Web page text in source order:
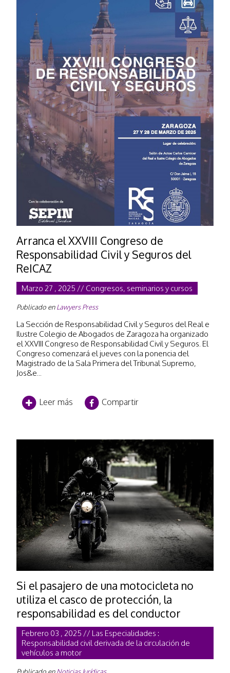
Arranca el XXVIII Congreso de
Responsabilidad Civil y Seguros del
ReICAZ
Marzo 27 , 2025 // Congresos, seminarios y cursos
Publicado enLawyers Press
La Sección de Responsabilidad Civil y Seguros del Real e
Ilustre Colegio de Abogados de Zaragoza ha organizado
el XXVIII Congreso de Responsabilidad Civil y Seguros. El
Congreso comenzará el jueves con la ponencia del
Magistrado de la Sala Primera del Tribunal Supremo,
Jos&e...
Leer más Compartir
Si el pasajero de una motocicleta no
utiliza el casco de protección, la
responsabilidad es del conductor
Febrero 03 , 2025 // Las Especialidades :
Responsabilidad civil derivada de la circulación de
vehículos a motor
Publicado enNoticias Jurí­dicas